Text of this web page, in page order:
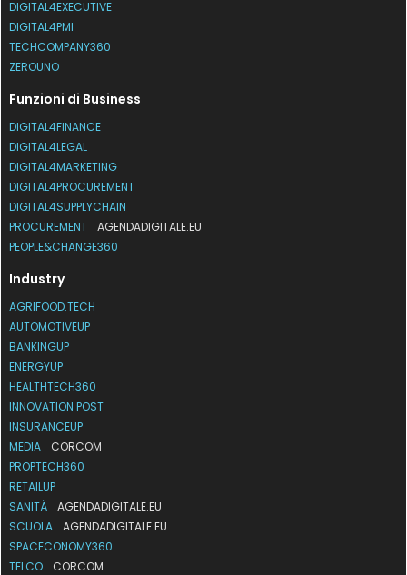
DIGITAL4EXECUTIVE
DIGITAL4PMI
TECHCOMPANY360
ZEROUNO
Funzioni di Business
DIGITAL4FINANCE
DIGITAL4LEGAL
DIGITAL4MARKETING
DIGITAL4PROCUREMENT
DIGITAL4SUPPLYCHAIN
PROCUREMENT
AGENDADIGITALE.EU
PEOPLE&CHANGE360
Industry
AGRIFOOD.TECH
AUTOMOTIVEUP
BANKINGUP
ENERGYUP
HEALTHTECH360
INNOVATION POST
INSURANCEUP
MEDIA
CORCOM
PROPTECH360
RETAILUP
SANITÀ
AGENDADIGITALE.EU
SCUOLA
AGENDADIGITALE.EU
SPACECONOMY360
TELCO
CORCOM